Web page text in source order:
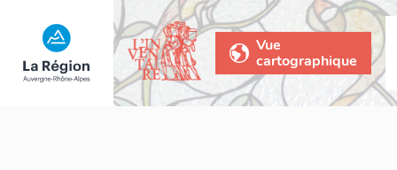
Vue
cartographique